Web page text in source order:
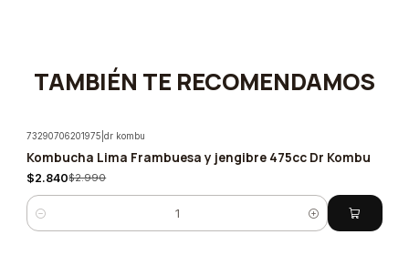
TAMBIÉN TE RECOMENDAMOS
-5%
73290706201975 |dr kombu
Kombucha Lima Frambuesa y jengibre 475cc Dr Kombu
$2.840$2.990
Cantidad